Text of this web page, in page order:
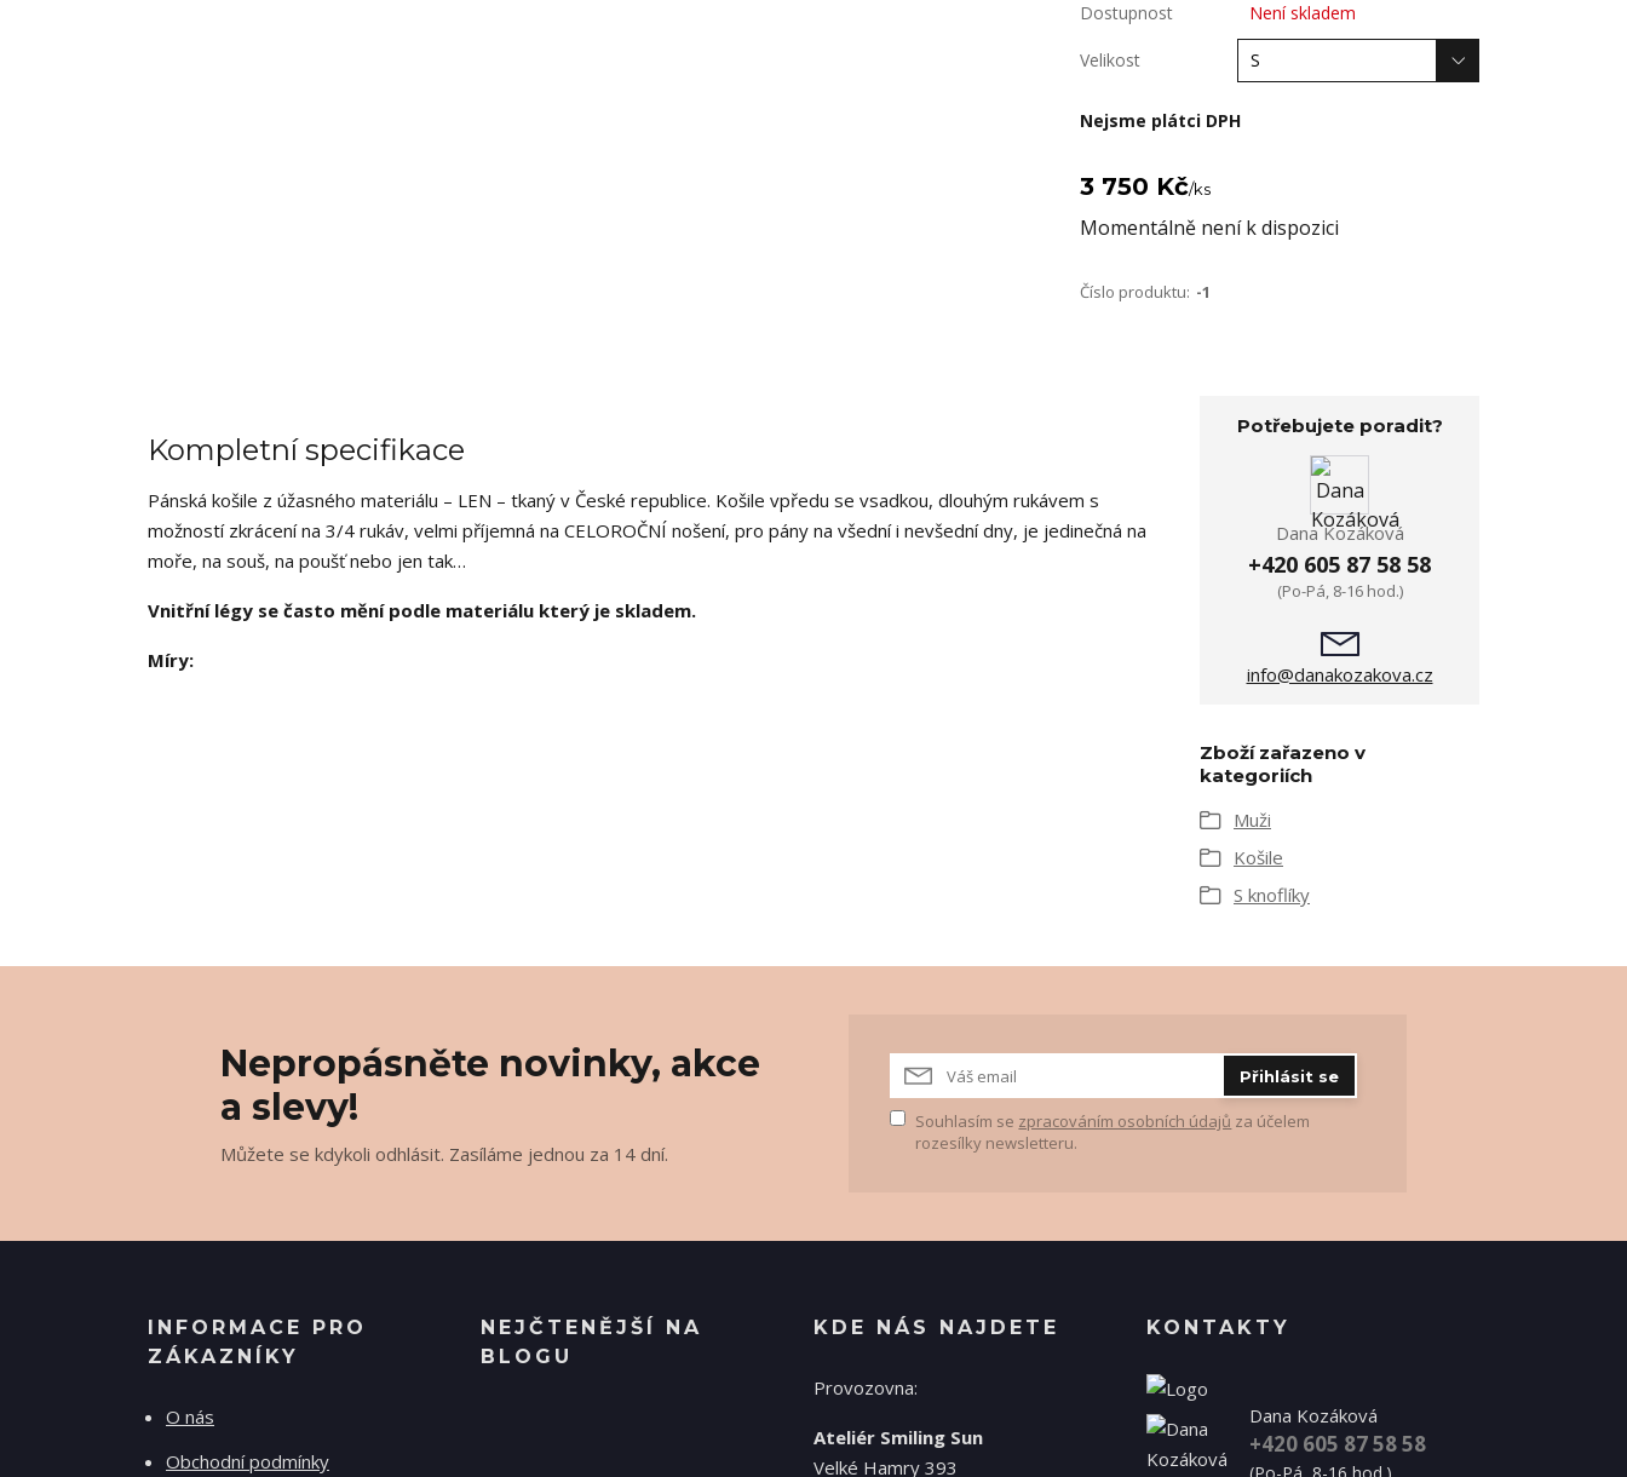
Dostupnost Není skladem
Velikost
Nejsme plátci DPH
3 750 Kč/ks
Momentálně není k dispozici
Číslo produktu: -1
Kompletní specifikace
Pánská košile z úžasného materiálu – LEN – tkaný v České republice. Košile vpředu se vsadkou, dlouhým rukávem s
možností zkrácení na 3/4 rukáv, velmi příjemná na CELOROČNÍ nošení, pro pány na všední i nevšední dny, je jedinečná na
moře, na souš, na poušť nebo jen tak…
Vnitřní légy se často mění podle materiálu který je skladem.
Míry:
Potřebujete poradit?
Dana Kozáková
+420 605 87 58 58
(Po-Pá, 8-16 hod.)
info@danakozakova.cz
Zboží zařazeno v
kategoriích
Muži
Košile
S knoflíky
Nepropásněte novinky, akce
a slevy!
Můžete se kdykoli odhlásit. Zasíláme jednou za 14 dní.
Přihlásit se
Souhlasím se zpracováním osobních údajů za účelem
rozesílky newsletteru.
INFORMACE PRO
ZÁKAZNÍKY
O nás
Obchodní podmínky
NEJČTENĚJŠÍ NA
BLOGU
KDE NÁS NAJDETE
Provozovna:
Ateliér Smiling Sun
Velké Hamry 393
KONTAKTY
Dana Kozáková
+420 605 87 58 58